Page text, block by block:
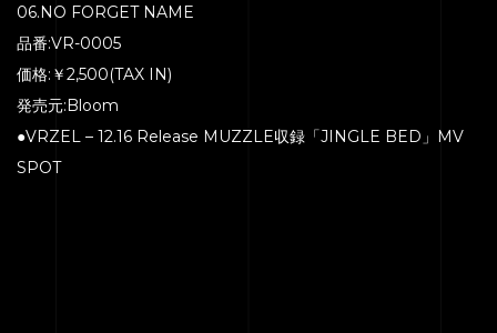
06.NO FORGET NAME
品番:VR-0005
価格:￥2,500(TAX IN)
発売元:Bloom
●VRZEL – 12.16 Release MUZZLE収録「JINGLE BED」MV
SPOT